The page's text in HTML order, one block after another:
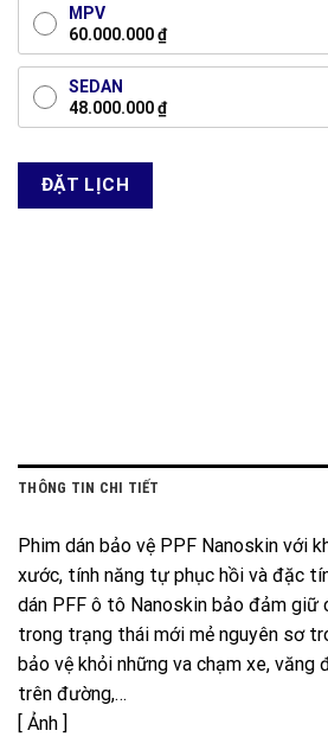
MPV
60.000.000₫
SEDAN
48.000.000₫
ĐẶT LỊCH
THÔNG TIN CHI TIẾT
Phim dán bảo vệ PPF Nanoskin với
xước, tính năng tự phục hồi và đặc
dán PFF ô tô Nanoskin bảo đảm giữ
trong trạng thái mới mẻ nguyên sơ
bảo vệ khỏi những va chạm xe, văng
trên đường,…
[ Ảnh ]